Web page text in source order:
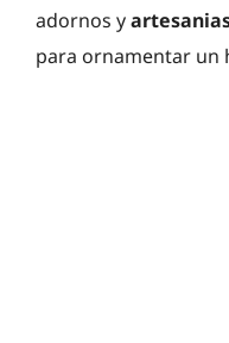
adornos y
para ornamentar un